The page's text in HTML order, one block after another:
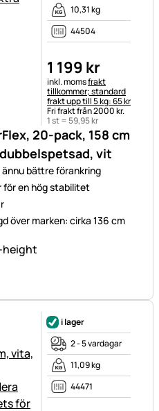
20-pack, 158 cm
vit
bättre förankring
för en hög stabilitet
över marken: cirka 136 cm
10,31 kg
44504
1 199 kr
Skatteinformation:
inkl. momsfrakt
tillkommer; standard
frakt upp till 5 kg: 65 kr
Fri frakt från 2000 kr.
1 st = 59,95kr
i lager
2 - 5 vardagar
11,09 kg
44471